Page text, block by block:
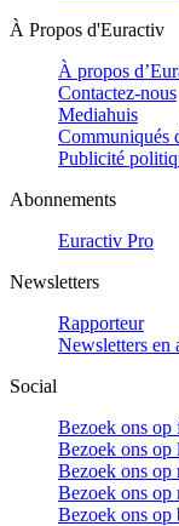
À Propos d'Euractiv
À propos
Contactez-nous
Mediahuis
Communiqués
Publicité
Abonnements
Euractiv Pro
Newsletters
Rapporteur
Newsletters en
Social
Bezoek ons op
Bezoek ons op
Bezoek ons op
Bezoek ons op
Bezoek ons op